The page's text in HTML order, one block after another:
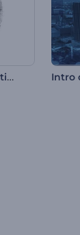
Marketing en ligne et Promotion SEO Intro